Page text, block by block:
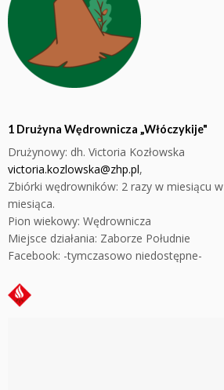
1 Drużyna Wędrownicza „Włóczykije"
Drużynowy: dh. Victoria Kozłowska
victoria.kozlowska@zhp.pl,
Zbiórki wędrowników: 2 razy w miesiącu w
miesiąca.
Pion wiekowy: Wędrownicza
Miejsce działania: Zaborze Południe
Facebook: -tymczasowo niedostępne-